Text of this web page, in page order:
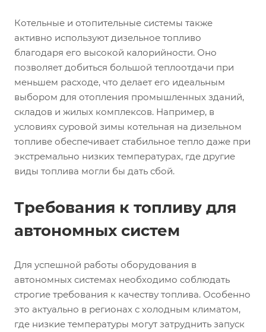
Котельные и отопительные системы также
активно используют дизельное топливо
благодаря его высокой калорийности. Оно
позволяет добиться большой теплоотдачи при
меньшем расходе, что делает его идеальным
выбором для отопления промышленных зданий,
складов и жилых комплексов. Например, в
условиях суровой зимы котельная на дизельном
топливе обеспечивает стабильное тепло даже при
экстремально низких температурах, где другие
виды топлива могли бы дать сбой.
Требования к топливу для
автономных систем
Для успешной работы оборудования в
автономных системах необходимо соблюдать
строгие требования к качеству топлива. Особенно
это актуально в регионах с холодным климатом,
где низкие температуры могут затруднить запуск